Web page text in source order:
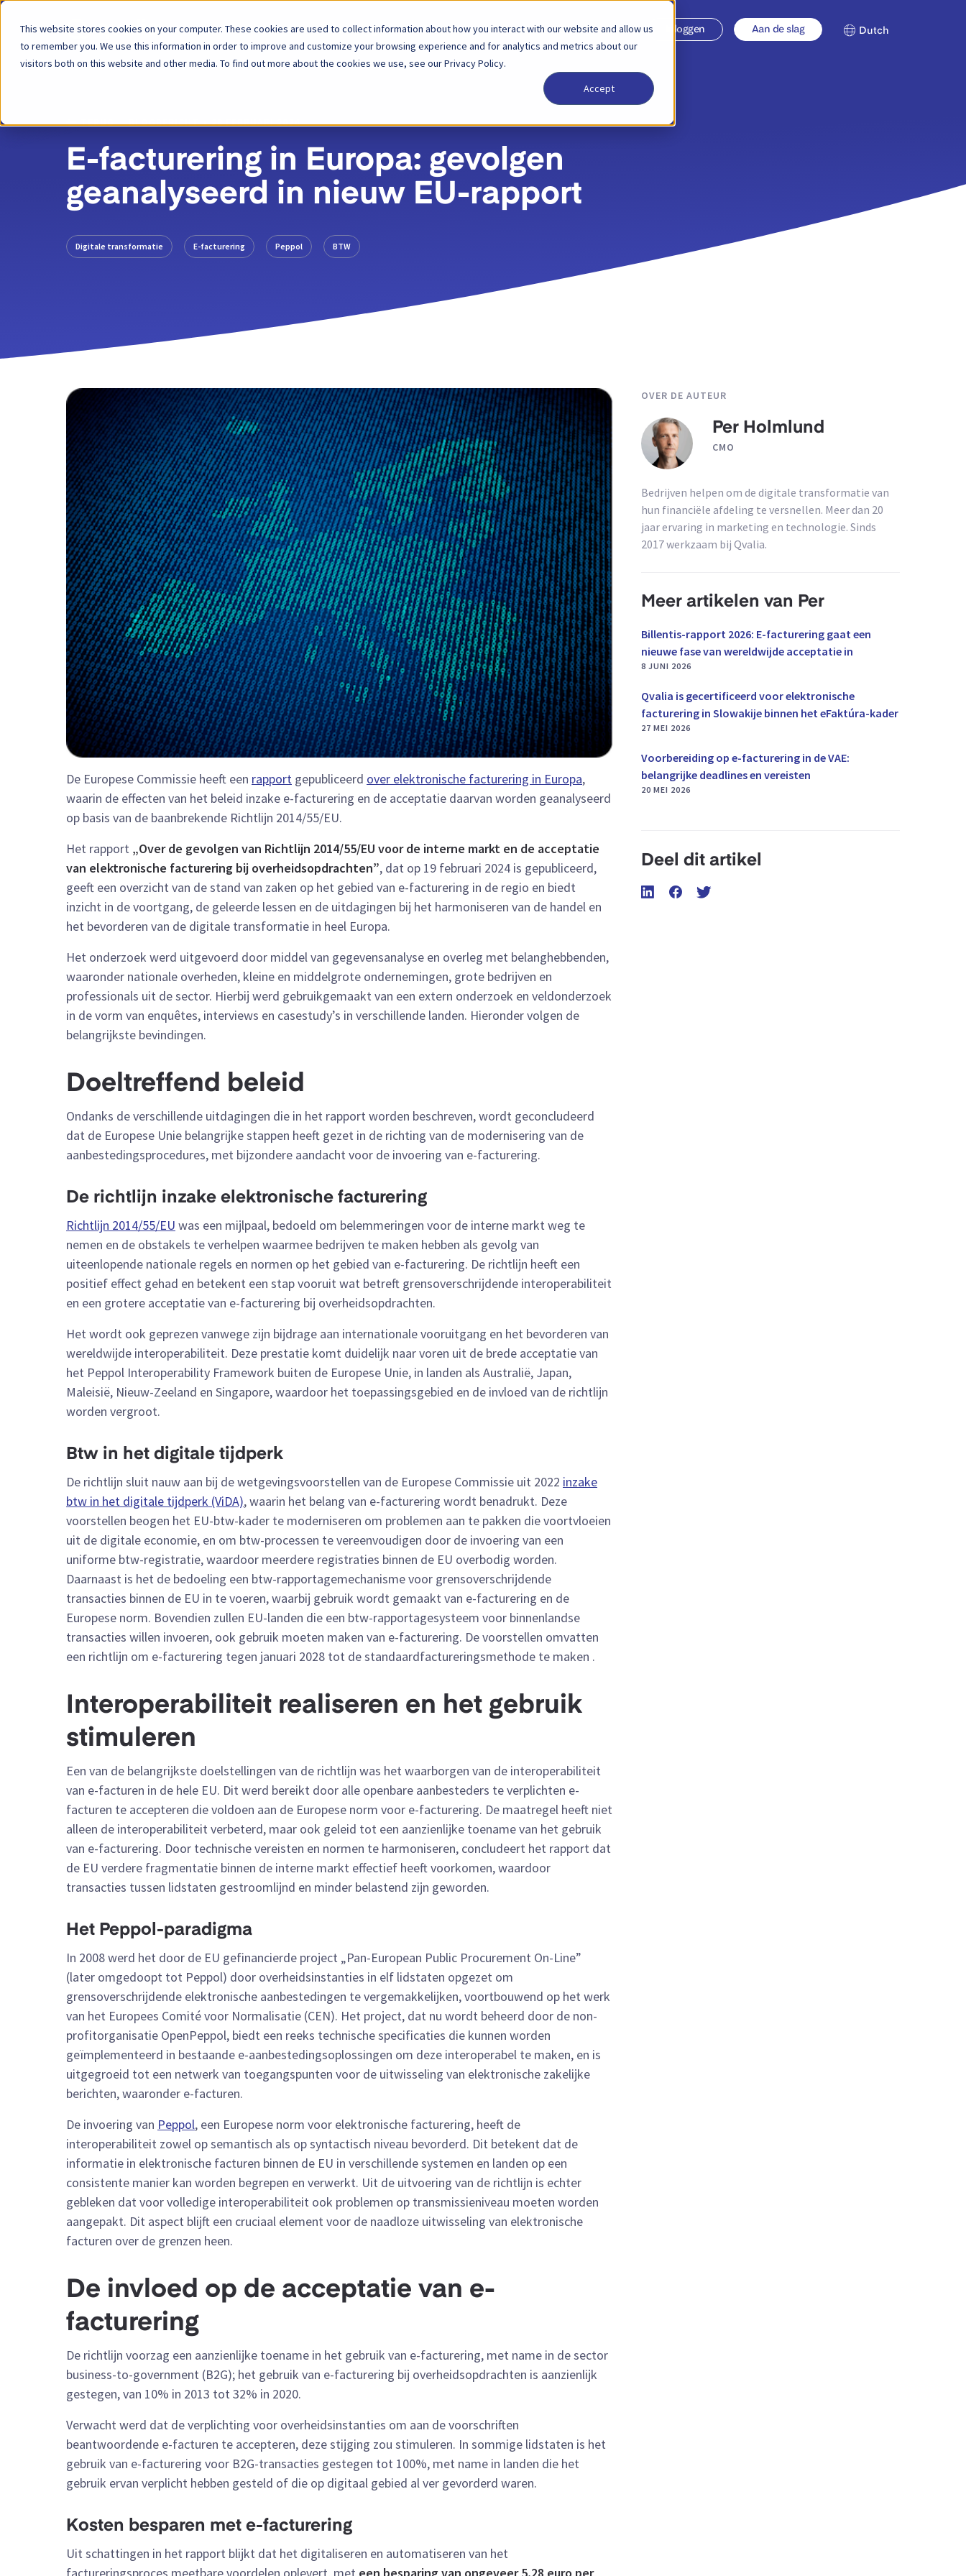
This website stores cookies on your computer. These cookies are used to collect information about how you interact with our website and allow us
to remember you. We use this information in order to improve and customize your browsing experience and for analytics and metrics about our
visitors both on this website and other media. To find out more about the cookies we use, see our Privacy Policy.
Accept
Platform Oplossingen Partner Prijzen Bedrijf Inloggen Aan de slag Dutch
TERUG BLOGBERICHT 28 FEBRUARI 2024
E-facturering in Europa: gevolgen
geanalyseerd in nieuw EU-rapport
Digitale transformatie E-facturering Peppol BTW
De Europese Commissie heeft een rapport gepubliceerd over elektronische facturering in Europa,
waarin de effecten van het beleid inzake e-facturering en de acceptatie daarvan worden geanalyseerd
op basis van de baanbrekende Richtlijn 2014/55/EU.
Het rapport „Over de gevolgen van Richtlijn 2014/55/EU voor de interne markt en de acceptatie
van elektronische facturering bij overheidsopdrachten”, dat op 19 februari 2024 is gepubliceerd,
geeft een overzicht van de stand van zaken op het gebied van e-facturering in de regio en biedt
inzicht in de voortgang, de geleerde lessen en de uitdagingen bij het harmoniseren van de handel en
het bevorderen van de digitale transformatie in heel Europa.
Het onderzoek werd uitgevoerd door middel van gegevensanalyse en overleg met belanghebbenden,
waaronder nationale overheden, kleine en middelgrote ondernemingen, grote bedrijven en
professionals uit de sector. Hierbij werd gebruikgemaakt van een extern onderzoek en veldonderzoek
in de vorm van enquêtes, interviews en casestudy’s in verschillende landen. Hieronder volgen de
belangrijkste bevindingen.
Doeltreffend beleid
Ondanks de verschillende uitdagingen die in het rapport worden beschreven, wordt geconcludeerd
dat de Europese Unie belangrijke stappen heeft gezet in de richting van de modernisering van de
aanbestedingsprocedures, met bijzondere aandacht voor de invoering van e-facturering.
De richtlijn inzake elektronische facturering
Richtlijn 2014/55/EU was een mijlpaal, bedoeld om belemmeringen voor de interne markt weg te
nemen en de obstakels te verhelpen waarmee bedrijven te maken hebben als gevolg van
uiteenlopende nationale regels en normen op het gebied van e-facturering. De richtlijn heeft een
positief effect gehad en betekent een stap vooruit wat betreft grensoverschrijdende interoperabiliteit
en een grotere acceptatie van e-facturering bij overheidsopdrachten.
Het wordt ook geprezen vanwege zijn bijdrage aan internationale vooruitgang en het bevorderen van
wereldwijde interoperabiliteit. Deze prestatie komt duidelijk naar voren uit de brede acceptatie van
het Peppol Interoperability Framework buiten de Europese Unie, in landen als Australië, Japan,
Maleisië, Nieuw-Zeeland en Singapore, waardoor het toepassingsgebied en de invloed van de richtlijn
worden vergroot.
Btw in het digitale tijdperk
De richtlijn sluit nauw aan bij de wetgevingsvoorstellen van de Europese Commissie uit 2022 inzake
btw in het digitale tijdperk (ViDA), waarin het belang van e-facturering wordt benadrukt. Deze
voorstellen beogen het EU-btw-kader te moderniseren om problemen aan te pakken die voortvloeien
uit de digitale economie, en om btw-processen te vereenvoudigen door de invoering van een
uniforme btw-registratie, waardoor meerdere registraties binnen de EU overbodig worden.
Daarnaast is het de bedoeling een btw-rapportagemechanisme voor grensoverschrijdende
transacties binnen de EU in te voeren, waarbij gebruik wordt gemaakt van e-facturering en de
Europese norm. Bovendien zullen EU-landen die een btw-rapportagesysteem voor binnenlandse
transacties willen invoeren, ook gebruik moeten maken van e-facturering. De voorstellen omvatten
een richtlijn om e-facturering tegen januari 2028 tot de standaardfactureringsmethode te maken .
Interoperabiliteit realiseren en het gebruik
stimuleren
Een van de belangrijkste doelstellingen van de richtlijn was het waarborgen van de interoperabiliteit
van e-facturen in de hele EU. Dit werd bereikt door alle openbare aanbesteders te verplichten e-
facturen te accepteren die voldoen aan de Europese norm voor e-facturering. De maatregel heeft niet
alleen de interoperabiliteit verbeterd, maar ook geleid tot een aanzienlijke toename van het gebruik
van e-facturering. Door technische vereisten en normen te harmoniseren, concludeert het rapport dat
de EU verdere fragmentatie binnen de interne markt effectief heeft voorkomen, waardoor
transacties tussen lidstaten gestroomlijnd en minder belastend zijn geworden.
Het Peppol-paradigma
In 2008 werd het door de EU gefinancierde project „Pan-European Public Procurement On-Line”
(later omgedoopt tot Peppol) door overheidsinstanties in elf lidstaten opgezet om
grensoverschrijdende elektronische aanbestedingen te vergemakkelijken, voortbouwend op het werk
van het Europees Comité voor Normalisatie (CEN). Het project, dat nu wordt beheerd door de non-
profitorganisatie OpenPeppol, biedt een reeks technische specificaties die kunnen worden
geïmplementeerd in bestaande e-aanbestedingsoplossingen om deze interoperabel te maken, en is
uitgegroeid tot een netwerk van toegangspunten voor de uitwisseling van elektronische zakelijke
berichten, waaronder e-facturen.
De invoering van Peppol, een Europese norm voor elektronische facturering, heeft de
interoperabiliteit zowel op semantisch als op syntactisch niveau bevorderd. Dit betekent dat de
informatie in elektronische facturen binnen de EU in verschillende systemen en landen op een
consistente manier kan worden begrepen en verwerkt. Uit de uitvoering van de richtlijn is echter
gebleken dat voor volledige interoperabiliteit ook problemen op transmissieniveau moeten worden
aangepakt. Dit aspect blijft een cruciaal element voor de naadloze uitwisseling van elektronische
facturen over de grenzen heen.
De invloed op de acceptatie van e-
facturering
De richtlijn voorzag een aanzienlijke toename in het gebruik van e-facturering, met name in de sector
business-to-government (B2G); het gebruik van e-facturering bij overheidsopdrachten is aanzienlijk
gestegen, van 10% in 2013 tot 32% in 2020.
Verwacht werd dat de verplichting voor overheidsinstanties om aan de voorschriften
beantwoordende e-facturen te accepteren, deze stijging zou stimuleren. In sommige lidstaten is het
gebruik van e-facturering voor B2G-transacties gestegen tot 100%, met name in landen die het
gebruik ervan verplicht hebben gesteld of die op digitaal gebied al ver gevorderd waren.
Kosten besparen met e-facturering
Uit schattingen in het rapport blijkt dat het digitaliseren en automatiseren van het
factureringsproces meetbare voordelen oplevert, met een besparing van ongeveer 5,28 euro per
OVER DE AUTEUR
Per Holmlund
CMO
Bedrijven helpen om de digitale transformatie van
hun financiële afdeling te versnellen. Meer dan 20
jaar ervaring in marketing en technologie. Sinds
2017 werkzaam bij Qvalia.
Meer artikelen van Per
Billentis-rapport 2026: E-facturering gaat een
nieuwe fase van wereldwijde acceptatie in
8 JUNI 2026
Qvalia is gecertificeerd voor elektronische
facturering in Slowakije binnen het eFaktúra-kader
27 MEI 2026
Voorbereiding op e-facturering in de VAE:
belangrijke deadlines en vereisten
20 MEI 2026
Deel dit artikel